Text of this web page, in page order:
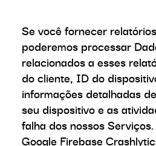
Se você fornecer
poderemos processar
relacionados a esses
do cliente, ID do
informações detalhadas
seu dispositivo e as
falha dos nossos
Google Firebase